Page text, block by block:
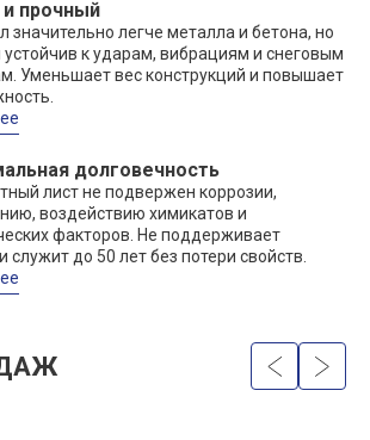
прочный
значительно легче металла и бетона, но
устойчив к ударам, вибрациям и снеговым
Уменьшает вес конструкций и повышает
долговечность
лист не подвержен коррозии,
воздействию химикатов и
факторов. Не поддерживает
служит до 50 лет без потери свойств.